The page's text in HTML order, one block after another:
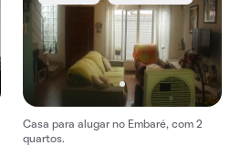
Casa para alugar no Embaré, com 2
quartos.